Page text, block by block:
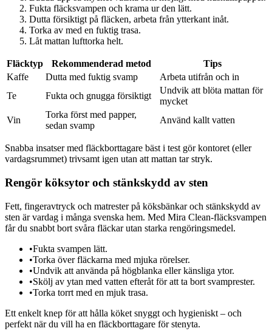
Fukta fläcksvampen och krama ur den lätt.
Dutta försiktigt på fläcken, arbeta från ytterkant inåt.
Torka av med en fuktig trasa.
Låt mattan lufttorka helt.
Fläcktyp Rekommenderad metod
Tips
Kaffe
Dutta med fuktig svamp
Arbeta utifrån och in
Te
Fukta och gnugga försiktigt
Undvik att blöta mattan för
mycket
Vin
Torka först med papper,
sedan svamp
Använd kallt vatten
Snabba insatser med fläckborttagare bäst i test gör kontoret (eller
vardagsrummet) trivsamt igen utan att mattan tar stryk.
Rengör köksytor och stänkskydd av sten
Fett, fingeravtryck och matrester på köksbänkar och stänkskydd av
sten är vardag i många svenska hem. Med Mira Clean-fläcksvampen
får du snabbt bort svåra fläckar utan starka rengöringsmedel.
•Fukta svampen lätt.
•Torka över fläckarna med mjuka rörelser.
•Undvik att använda på högblanka eller känsliga ytor.
•Skölj av ytan med vatten efteråt för att ta bort svamprester.
•Torka torrt med en mjuk trasa.
Ett enkelt knep för att hålla köket snyggt och hygieniskt – och
perfekt när du vill ha en fläckborttagare för stenyta.